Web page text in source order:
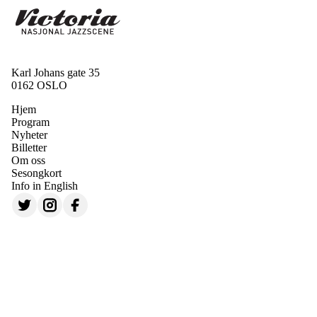
Karl Johans gate 35
0162 OSLO
Hjem
Program
Nyheter
Billetter
Om oss
Sesongkort
Info in English